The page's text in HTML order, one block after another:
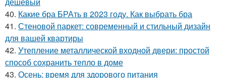
40. Какие бра БРАть в 2023 году. Как выбрать бра
41. Стеновой паркет: современный и стильный дизайн
для вашей квартиры
42. Утепление металлической входной двери: простой
способ сохранить тепло в доме
43. Осень: время для здорового питания